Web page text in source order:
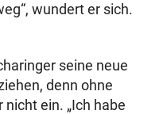
wundert er sich.
seine neue
denn ohne
nicht ein. „Ich habe